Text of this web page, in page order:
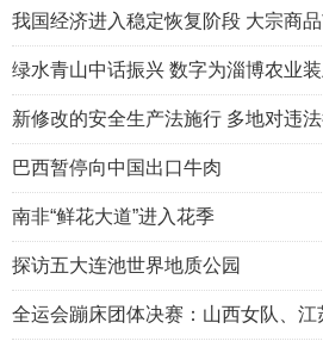
我国经济进入稳定恢复阶段 大宗商
绿水青山中话振兴 数字为淄博农业装
新修改的安全生产法施行 多地对违
巴西暂停向中国出口牛肉
南非“鲜花大道”进入花季
探访五大连池世界地质公园
全运会蹦床团体决赛：山西女队、江